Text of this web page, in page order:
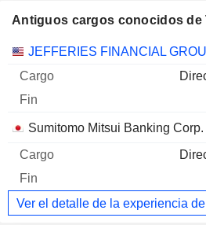
Antiguos cargos conocidos de
Empresas Cargo Fin
JEFFERIES FINANCIAL
Sumitomo Mitsui Banking Corp.
Ver el detalle de la experiencia de